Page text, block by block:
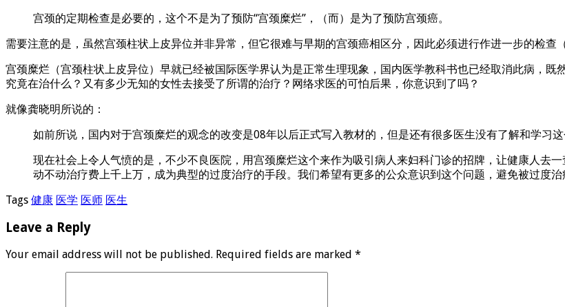
宫颈的定期检查是必要的，这个不是为了预防“宫颈糜烂”，（而）是为了预防宫颈癌。
需要注意的是，虽然宫颈柱状上皮异位并非异常，但它很难与早期的宫颈癌相区分，因此必须进行作进一步的检查
宫颈糜烂（宫颈柱状上皮异位）早就已经被国际医学界认为是正常生理现象，国内医学教科书也已经取消此病，既
究竟在治什么？又有多少无知的女性去接受了所谓的治疗？网络求医的可怕后果，你意识到了吗？
就像龚晓明所说的：
如前所说，国内对于宫颈糜烂的观念的改变是08年以后正式写入教材的，但是还有很多医生没有了解和学习
现在社会上令人气愤的是，不少不良医院，用宫颈糜烂这个来作为吸引病人来妇科门诊的招牌，让健康人去
动不动治疗费上千上万，成为典型的过度治疗的手段。我们希望有更多的公众意识到这个问题，避免被过度治
Tags 健康 医学 医师 医生
Leave a Reply
Your email address will not be published. Required fields are marked *